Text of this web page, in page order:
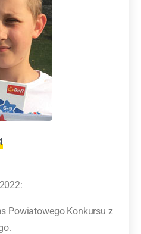
Powiatowego Konkursu z